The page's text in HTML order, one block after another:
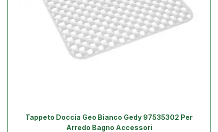
Tappeto Doccia Geo Bianco Gedy 97535302 Per
Arredo Bagno Accessori